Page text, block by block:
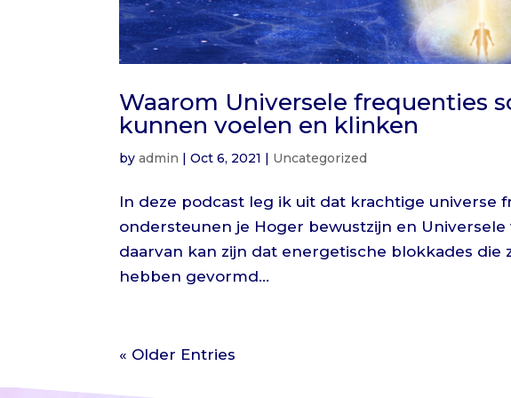
Waarom Universele frequenties
kunnen voelen en klinken
byadmin |Oct 6, 2021 | Uncategorized
In deze podcast leg ik uit dat krachtige universe
ondersteunen je Hoger bewustzijn en
daarvan kan zijn dat energetische blokkades die
hebben gevormd...
« Older Entries